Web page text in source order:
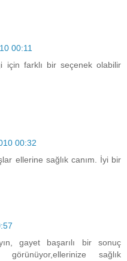
00:11
için farklı bir seçenek olabilir
00:32
ellerine sağlık canım. İyi bir
gayet başarılı bir sonuç
sağlık